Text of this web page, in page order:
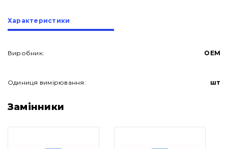
Про нас
Характеристики
Виробник: OEM
Одиниця вимірювання: шт
Замінники